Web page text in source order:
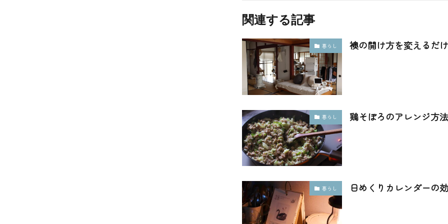
関連する記事
暮らし 襖の開け方を変えるだ
暮らし 鶏そぼろのアレンジ方法
暮らし 日めくりカレンダーの